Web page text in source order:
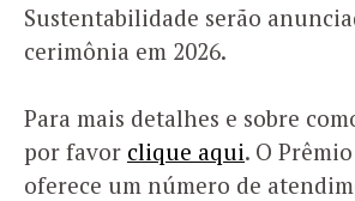
Sustentabilidade serão
cerimônia em 2026.
Para mais detalhes e sobre
por favor clique aqui. O
oferece um número de